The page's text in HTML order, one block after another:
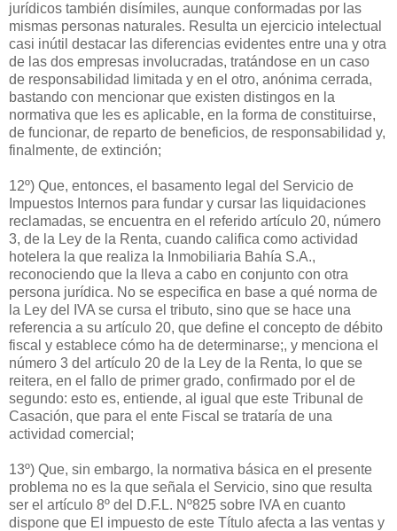
jurídicos también disímiles, aunque conformadas por las
mismas personas naturales. Resulta un ejercicio intelectual
casi inútil destacar las diferencias evidentes entre una y otra
de las dos empresas involucradas, tratándose en un caso
de responsabilidad limitada y en el otro, anónima cerrada,
bastando con mencionar que existen distingos en la
normativa que les es aplicable, en la forma de constituirse,
de funcionar, de reparto de beneficios, de responsabilidad y,
finalmente, de extinción;
12º) Que, entonces, el basamento legal del Servicio de
Impuestos Internos para fundar y cursar las liquidaciones
reclamadas, se encuentra en el referido artículo 20, número
3, de la Ley de la Renta, cuando califica como actividad
hotelera la que realiza la Inmobiliaria Bahía S.A.,
reconociendo que la lleva a cabo en conjunto con otra
persona jurídica. No se especifica en base a qué norma de
la Ley del IVA se cursa el tributo, sino que se hace una
referencia a su artículo 20, que define el concepto de débito
fiscal y establece cómo ha de determinarse;, y menciona el
número 3 del artículo 20 de la Ley de la Renta, lo que se
reitera, en el fallo de primer grado, confirmado por el de
segundo: esto es, entiende, al igual que este Tribunal de
Casación, que para el ente Fiscal se trataría de una
actividad comercial;
13º) Que, sin embargo, la normativa básica en el presente
problema no es la que señala el Servicio, sino que resulta
ser el artículo 8º del D.F.L. Nº825 sobre IVA en cuanto
dispone que El impuesto de este Título afecta a las ventas y